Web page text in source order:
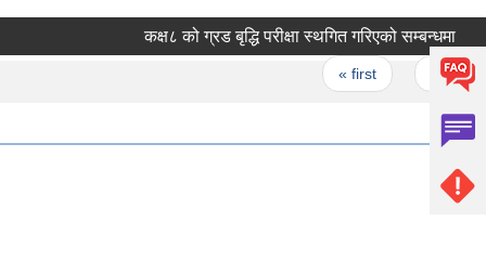
कक्ष८ को ग्रड बृद्धि परीक्षा स्थगित गरिएको सम्बन्धमा
« first ‹ previous